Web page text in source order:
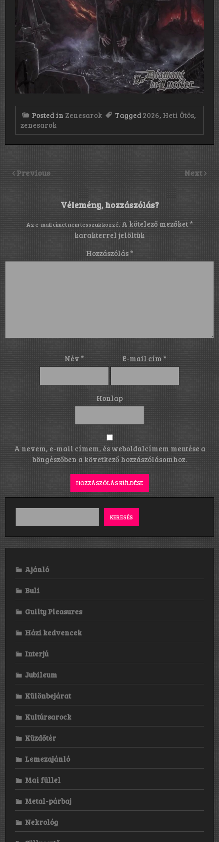
Posted in Zenesarok Tagged 2026, Heti Ötös,
zenesarok
Previous Next
Vélemény, hozzászólás?
Az e-mail címet nem tesszük közzé. A kötelező mezőket *
karakterrel jelöltük
Hozzászólás*
Név * E-mail cím *
Honlap
A nevem, e-mail címem, és weboldalcímem mentése a
böngészőben a következő hozzászólásomhoz.
KERESÉS
Ajánló
Buli
Guilty Pleasures
Házi kedvencek
Interjú
Jubileum
Különbejárat
Kultúrsarock
Küzdőtér
Lemezajánló
Mai füllel
Metal-párbaj
Nekrológ